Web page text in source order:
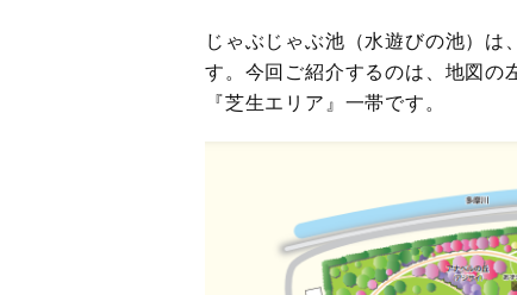
じゃぶじゃぶ池（水遊びの池）は
す。今回ご紹介するのは、地図の
『芝生エリア』一帯です。